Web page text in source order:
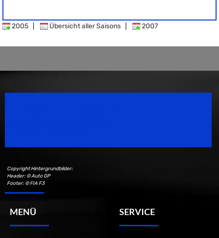
2005 Übersicht aller Saisons 2007
Copyright Hintergrundbilder:
Header: © Auto GP
Footer: © FIA F3
MENÜ SERVICE